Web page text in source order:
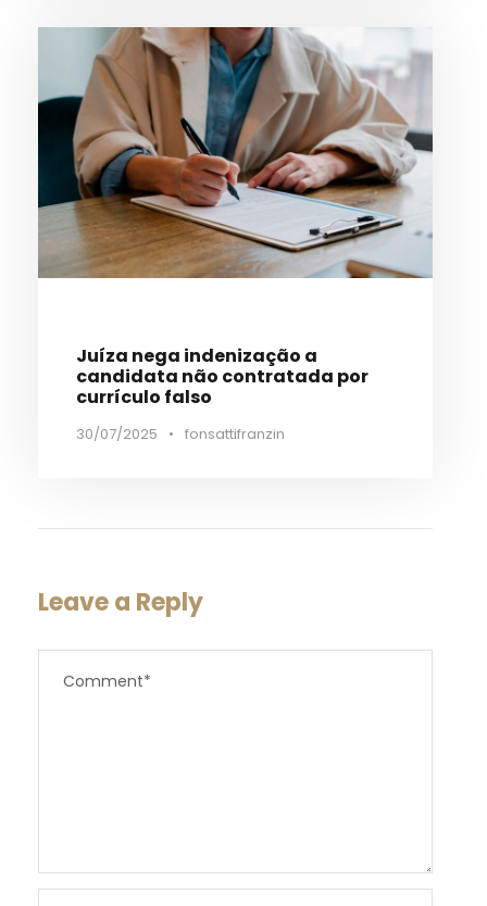
Juíza nega indenização a
candidata não contratada por
currículo falso
30/07/2025 • fonsattifranzin
Leave a Reply